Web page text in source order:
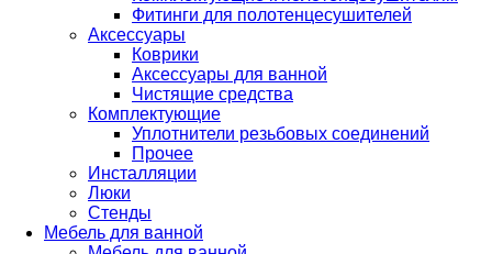
Фитинги для полотенцесушителей
Аксессуары
Коврики
Аксессуары для ванной
Чистящие средства
Комплектующие
Уплотнители резьбовых соединений
Прочее
Инсталляции
Люки
Стенды
Мебель для ванной